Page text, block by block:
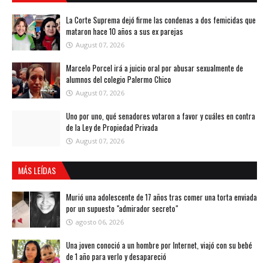
La Corte Suprema dejó firme las condenas a dos femicidas que
mataron hace 10 años a sus ex parejas
August 07, 2026
Marcelo Porcel irá a juicio oral por abusar sexualmente de
alumnos del colegio Palermo Chico
August 07, 2026
Uno por uno, qué senadores votaron a favor y cuáles en contra
de la Ley de Propiedad Privada
August 07, 2026
MÁS LEÍDAS
Murió una adolescente de 17 años tras comer una torta enviada
por un supuesto "admirador secreto"
agosto 06, 2026
Una joven conoció a un hombre por Internet, viajó con su bebé
de 1 año para verlo y desapareció